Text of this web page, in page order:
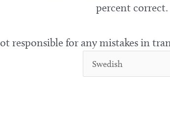
percent correct.
responsible for any mistakes in